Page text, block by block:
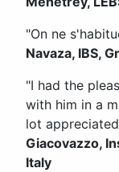
"On ne
Navaza, IBS,
"I had the
with him in a
lot
Giacovazzo,
Italy